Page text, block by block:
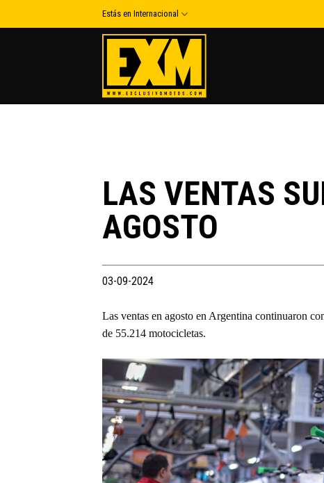
to
Estás en Internacional
LAS VENTAS
AGOSTO
03-09-2024
Las ventas en agosto en Argentina continuaron
de 55.214 motocicletas.